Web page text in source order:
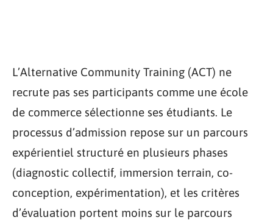
L’Alternative Community Training (ACT) ne
recrute pas ses participants comme une école
de commerce sélectionne ses étudiants. Le
processus d’admission repose sur un parcours
expérientiel structuré en plusieurs phases
(diagnostic collectif, immersion terrain, co-
conception, expérimentation), et les critères
d’évaluation portent moins sur le parcours